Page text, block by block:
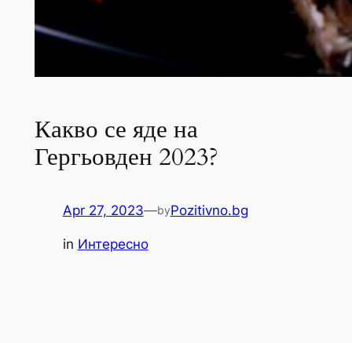
Какво се яде на
Гергьовден 2023?
Apr 27, 2023—byPozitivno.bg
in Интересно